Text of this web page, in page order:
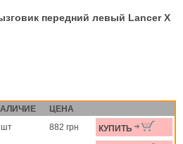
передний левый Lancer X
ЦЕНА
шт 882 грн КУПИТЬ